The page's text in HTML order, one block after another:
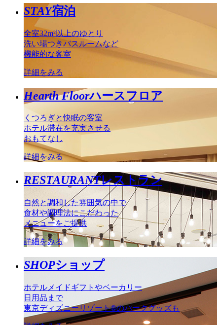
STAY宿泊
全室32m²以上のゆとり
洗い場つきバスルームなど
機能的な客室
詳細をみる
Hearth Floorハースフロア
くつろぎと快眠の客室
ホテル滞在を充実させる
おもてなし
詳細をみる
RESTAURANTレストラン
自然と調和した雰囲気の中で
食材や調理法にこだわった
メニューをご提供
詳細をみる
SHOPショップ
ホテルメイドギフトやベーカリー
日用品まで
東京ディズニーリゾート®のパークグッズも